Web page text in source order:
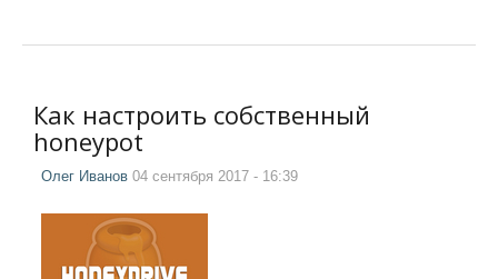
Как настроить собственный
honeypot
Олег Иванов 04 сентября 2017 - 16:39